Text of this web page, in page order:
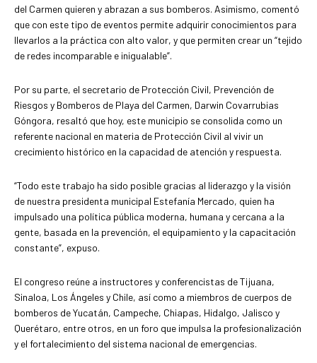
del Carmen quieren y abrazan a sus bomberos. Asimismo, comentó
que con este tipo de eventos permite adquirir conocimientos para
llevarlos a la práctica con alto valor, y que permiten crear un “tejido
de redes incomparable e inigualable”.
Por su parte, el secretario de Protección Civil, Prevención de
Riesgos y Bomberos de Playa del Carmen, Darwin Covarrubias
Góngora, resaltó que hoy, este municipio se consolida como un
referente nacional en materia de Protección Civil al vivir un
crecimiento histórico en la capacidad de atención y respuesta.
“Todo este trabajo ha sido posible gracias al liderazgo y la visión
de nuestra presidenta municipal Estefanía Mercado, quien ha
impulsado una política pública moderna, humana y cercana a la
gente, basada en la prevención, el equipamiento y la capacitación
constante”, expuso.
El congreso reúne a instructores y conferencistas de Tijuana,
Sinaloa, Los Ángeles y Chile, así como a miembros de cuerpos de
bomberos de Yucatán, Campeche, Chiapas, Hidalgo, Jalisco y
Querétaro, entre otros, en un foro que impulsa la profesionalización
y el fortalecimiento del sistema nacional de emergencias.